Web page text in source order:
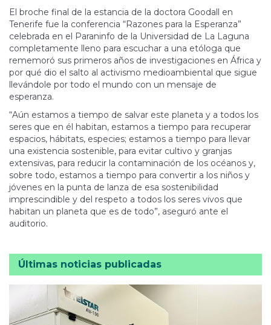
El broche final de la estancia de la doctora Goodall en
Tenerife fue la conferencia “Razones para la Esperanza”
celebrada en el Paraninfo de la Universidad de La Laguna
completamente lleno para escuchar a una etóloga que
rememoró sus primeros años de investigaciones en África y
por qué dio el salto al activismo medioambiental que sigue
llevándole por todo el mundo con un mensaje de
esperanza.
“Aún estamos a tiempo de salvar este planeta y a todos los
seres que en él habitan, estamos a tiempo para recuperar
espacios, hábitats, especies; estamos a tiempo para llevar
una existencia sostenible, para evitar cultivo y granjas
extensivas, para reducir la contaminación de los océanos y,
sobre todo, estamos a tiempo para convertir a los niños y
jóvenes en la punta de lanza de esa sostenibilidad
imprescindible y del respeto a todos los seres vivos que
habitan un planeta que es de todo”, aseguró ante el
auditorio.
Últimas noticias publicadas